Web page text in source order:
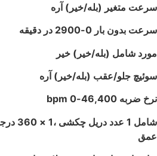
سرعت متغیر (بله/خیر) آره
سرعت بدون بار 0-2900 در دقیقه
مورد شامل (بله/خیر) خیر
سوئیچ جلو/عقب (بله/خیر) آره
نرخ ضربه 46,400-0 bpm
عمق